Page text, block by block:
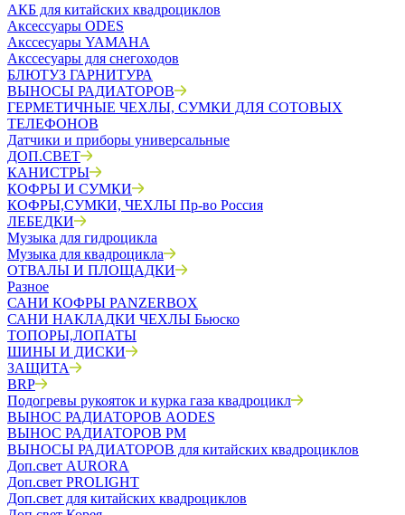
АКБ для китайских квадроциклов
Аксессуары ODES
Акссесуары YAMAHA
Акссесуары для снегоходов
БЛЮТУЗ ГАРНИТУРА
ВЫНОСЫ РАДИАТОРОВ
ГЕРМЕТИЧНЫЕ ЧЕХЛЫ, СУМКИ ДЛЯ СОТОВЫХ
ТЕЛЕФОНОВ
Датчики и приборы универсальные
ДОП.СВЕТ
КАНИСТРЫ
КОФРЫ И СУМКИ
КОФРЫ,СУМКИ, ЧЕХЛЫ Пр-во Россия
ЛЕБЕДКИ
Музыка для гидроцикла
Музыка для квадроцикла
ОТВАЛЫ И ПЛОЩАДКИ
Разное
САНИ КОФРЫ PANZERBOX
САНИ НАКЛАДКИ ЧЕХЛЫ Бьюско
ТОПОРЫ,ЛОПАТЫ
ШИНЫ И ДИСКИ
ЗАЩИТА
BRP
Подогревы рукояток и курка газа квадроцикл
ВЫНОС РАДИАТОРОВ AODES
ВЫНОС РАДИАТОРОВ РМ
ВЫНОСЫ РАДИАТОРОВ для китайских квадроциклов
Доп.свет AURORA
Доп.свет PROLIGHT
Доп.свет для китайских квадроциклов